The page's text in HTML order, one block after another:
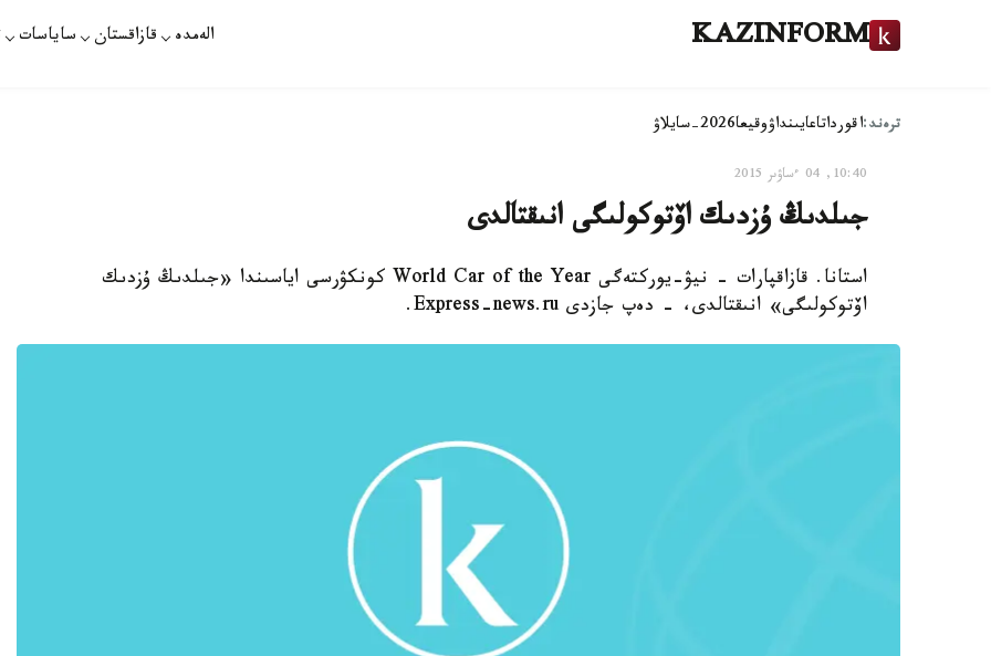
KAZINFORM الەمدە قازاقستان ساياسات
ترەند:اقورداتاعايىنداۋوقيعا2026-سايلاۋ
10:40, 04 ءساۋىر 2015
جىلدىڭ ۇزدىك اۆتوكولىگى انىقتالدى
استانا. قازاقپارات - نيۋ-يوركتەگى World Car of the Year كونكۋرسى اياسىندا «جىلدىڭ ۇزدىك
اۆتوكولىگى» انىقتالدى، - دەپ جازدى Express-news.ru.